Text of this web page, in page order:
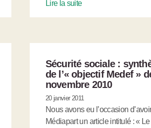
Lire la suite
Sécurité sociale :
de l’« objectif Medef »
novembre 2010
20 janvier 2011
Nous avons eu l’occasion
Médiapart un article intitulé : «